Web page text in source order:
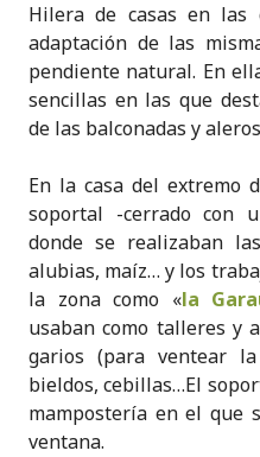
Hilera de casas en las
adaptación de las
pendiente natural. En
sencillas en las que
de las balconadas y
En la casa del extremo
soportal -cerrado con
donde se realizaban
alubias, maíz… y los
la zona como «la
usaban como talleres y
garios (para ventear
bieldos, cebillas…El
mampostería en el que
ventana.